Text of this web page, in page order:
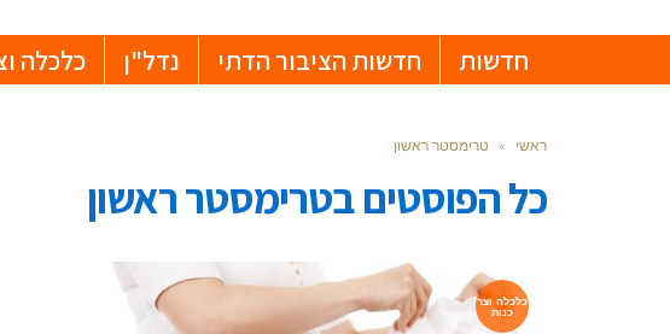
חדשות חדשות הציבור הדתי נדל"ן כלכלה
ראשי » טרימסטר ראשון
כל הפוסטים בטרימסטר ראשון
כלכלה וצר
כנות